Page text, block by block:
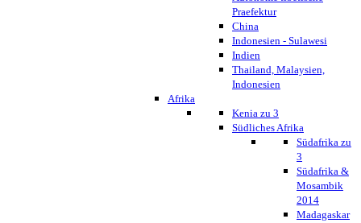
Praefektur
China
Indonesien - Sulawesi
Indien
Thailand, Malaysien,
Indonesien
Afrika
Kenia zu 3
Südliches Afrika
Südafrika zu
3
Südafrika &
Mosambik
2014
Madagaskar